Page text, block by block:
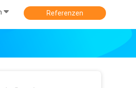
Referenzen